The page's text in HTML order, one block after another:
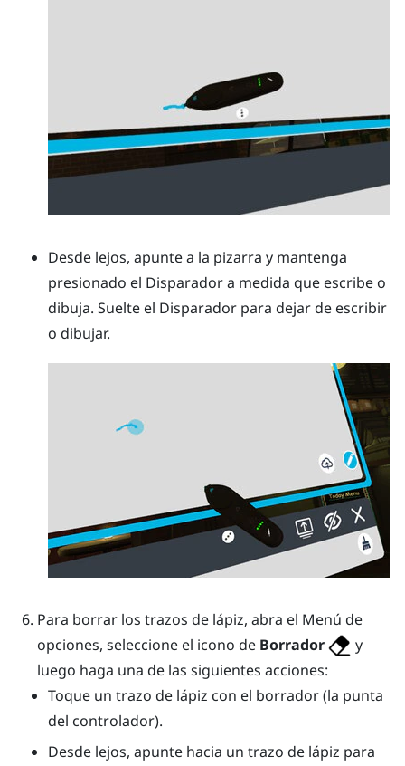
Desde lejos, apunte a la pizarra y mantenga
presionado el Disparadora medida que escribe o
dibuja. Suelte el Disparador para dejar de escribir
o dibujar.
Para borrar los trazos de lápiz, abra el Menú de
opciones, seleccione el icono de Borrador
y
luego haga una de las siguientes acciones:
Toque un trazo de lápiz con el borrador (la punta
del controlador).
Desde lejos, apunte hacia un trazo de lápiz para